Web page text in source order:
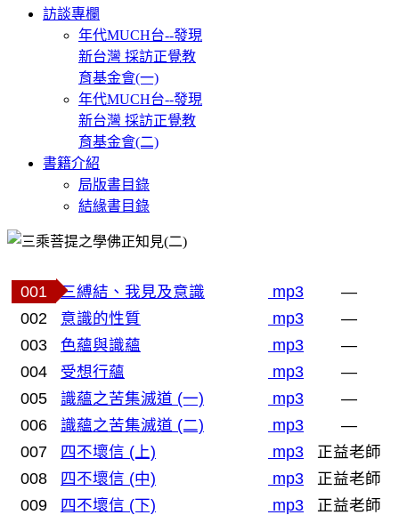
訪談專欄
年代MUCH台--發現
新台灣 採訪正覺教
育基金會(一)
年代MUCH台--發現
新台灣 採訪正覺教
育基金會(二)
書籍介紹
局版書目錄
結緣書目錄
001 三縛結、我見及意識 mp3
—
002
意識的性質 mp3
—
003
色蘊與識蘊 mp3
—
004
受想行蘊 mp3
—
005
識蘊之苦集滅道 (一) mp3
—
006
識蘊之苦集滅道 (二) mp3
—
007
四不壞信 (上) mp3
正益老師
008
四不壞信 (中) mp3
正益老師
009
四不壞信 (下) mp3
正益老師